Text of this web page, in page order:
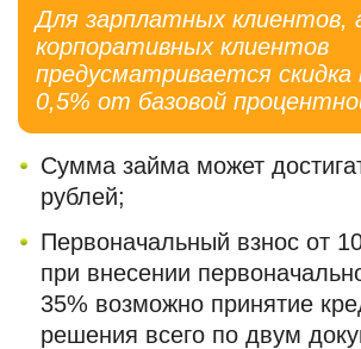
Для зарплатных клиентов,
корпоративных клиентов
предусматривается скидка
0,5% от базовой
Сумма займа может
рублей;
Первоначальный взнос от
при внесении
35% возможно принятие
решения всего по двум